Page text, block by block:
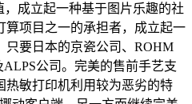
，成立起一种基于图片乐趣的社
算项目之一的承担者，成立起一
只要日本的京瓷公司、ROHM
公司。完美的售前手艺支
热敏打印机利用较为恶劣的特